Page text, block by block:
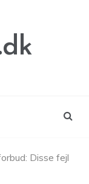
Disse fejl